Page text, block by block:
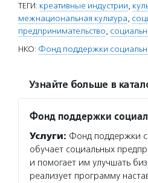
ТЕГИ: креативные индустрии,
межнациональная культура,
предпринимательство,
НКО: Фонд поддержки
Узнайте больше в
Фонд поддержки
Услуги: Фонд поддержки
обучает социальных
и помогает им улучшать
реализует программу